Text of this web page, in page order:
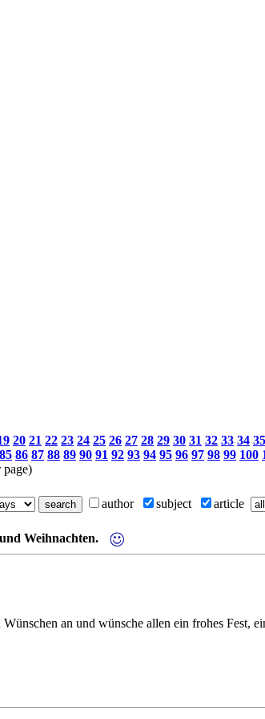
20 21 22 23 24 25 26 27 28 29 30 31 32 33 34 35
85 86 87 88 89 90 91 92 93 94 95 96 97 98 99 100
page)
author subject article
Weihnachten.
an und wünsche allen ein frohes Fest,